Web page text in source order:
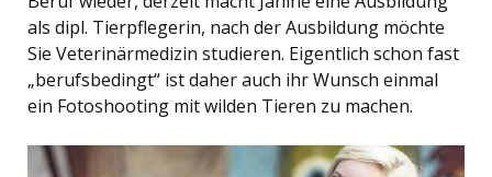
als dipl. Tierpflegerin, nach der Ausbildung möchte
Sie Veterinärmedizin studieren. Eigentlich schon fast
„berufsbedingt“ ist daher auch ihr Wunsch einmal
ein Fotoshooting mit wilden Tieren zu machen.